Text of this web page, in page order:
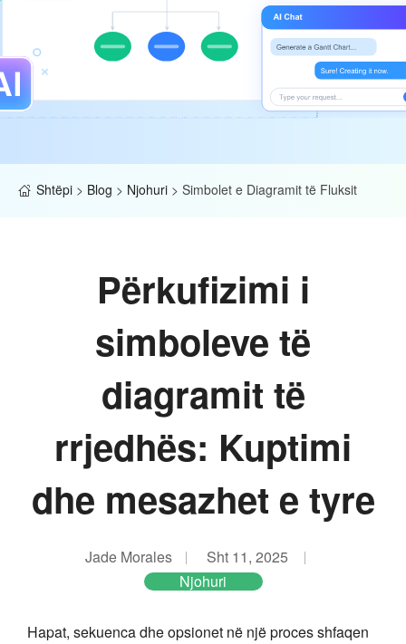
Shtëpi > Blog > Njohuri > Simbolet e Diagramit të Fluksit
Përkufizimi i
simboleve të
diagramit të
rrjedhës: Kuptimi
dhe mesazhet e tyre
Jade Morales
Sht 11, 2025
Njohuri
Hapat, sekuenca dhe opsionet në një proces shfaqen